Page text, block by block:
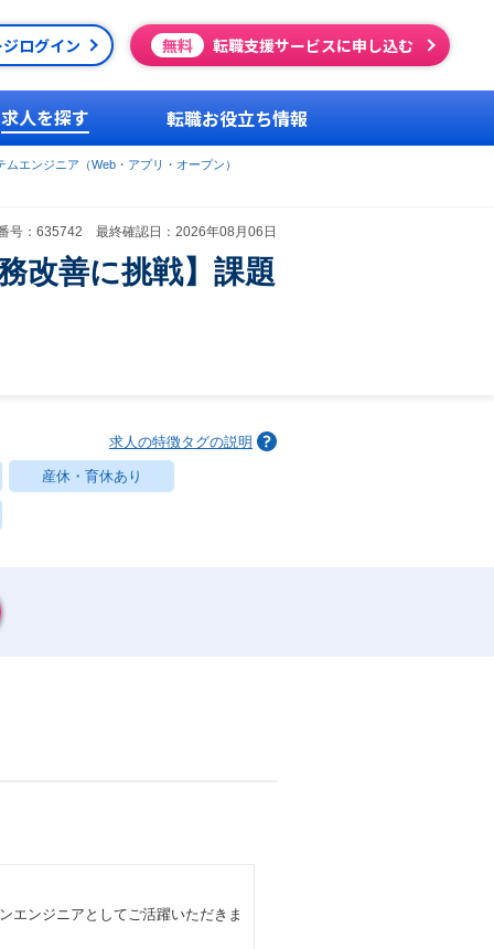
ログイン 無料 転職支援サービスに申し込む
求人を探す 転職お役立ち情報
ムエンジニア（Web・アプリ・オープン）
号：635742 最終確認日：2026年08月06日
改善に挑戦】課題
求人の特徴タグの説明
産休・育休あり
エンジニアとしてご活躍いただきま